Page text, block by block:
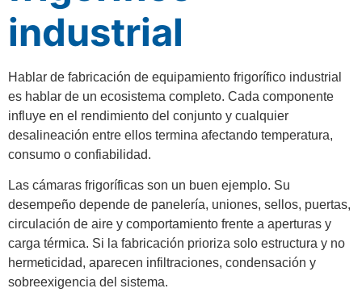
industrial
Hablar de fabricación de equipamiento frigorífico industrial
es hablar de un ecosistema completo. Cada componente
influye en el rendimiento del conjunto y cualquier
desalineación entre ellos termina afectando temperatura,
consumo o confiabilidad.
Las cámaras frigoríficas son un buen ejemplo. Su
desempeño depende de panelería, uniones, sellos, puertas,
circulación de aire y comportamiento frente a aperturas y
carga térmica. Si la fabricación prioriza solo estructura y no
hermeticidad, aparecen infiltraciones, condensación y
sobreexigencia del sistema.